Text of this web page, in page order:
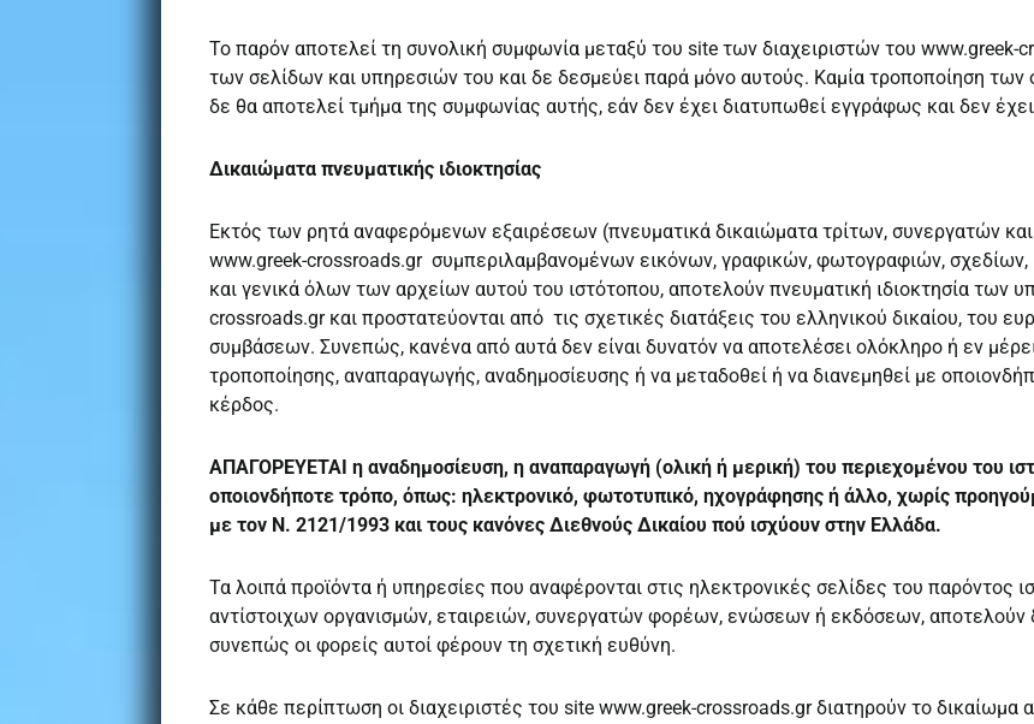
Το παρόν αποτελεί τη συνολική συμφωνία μεταξύ του site των διαχειριστών του www.greek-
των σελίδων και υπηρεσιών του και δε δεσμεύει παρά μόνο αυτούς. Καμία τροποποίηση
δε θα αποτελεί τμήμα της συμφωνίας αυτής, εάν δεν έχει διατυπωθεί εγγράφως και δεν
Δικαιώματα πνευματικής ιδιοκτησίας
Εκτός των ρητά αναφερόμενων εξαιρέσεων (πνευματικά δικαιώματα τρίτων, συνεργατών
www.greek-crossroads.gr συμπεριλαμβανομένων εικόνων, γραφικών, φωτογραφιών,
και γενικά όλων των αρχείων αυτού του ιστότοπου, αποτελούν πνευματική ιδιοκτησία των
crossroads.gr και προστατεύονται από τις σχετικές διατάξεις του ελληνικού δικαίου, του
συμβάσεων. Συνεπώς, κανένα από αυτά δεν είναι δυνατόν να αποτελέσει ολόκληρο ή εν
τροποποίησης, αναπαραγωγής, αναδημοσίευσης ή να μεταδοθεί ή να διανεμηθεί με
κέρδος.
ΑΠΑΓΟΡΕΥΕΤΑΙ η αναδημοσίευση, η αναπαραγωγή (ολική ή μερική) του περιεχομένου του
οποιονδήποτε τρόπο, όπως: ηλεκτρονικό, φωτοτυπικό, ηχογράφησης ή άλλο, χωρίς
με τον Ν. 2121/1993 και τους κανόνες Διεθνούς Δικαίου πού ισχύουν στην Ελλάδα.
Τα λοιπά προϊόντα ή υπηρεσίες που αναφέρονται στις ηλεκτρονικές σελίδες του παρόντος
αντίστοιχων οργανισμών, εταιρειών, συνεργατών φορέων, ενώσεων ή εκδόσεων, αποτελούν
συνεπώς οι φορείς αυτοί φέρουν τη σχετική ευθύνη.
Σε κάθε περίπτωση οι διαχειριστές του site www.greek-crossroads.gr διατηρούν το